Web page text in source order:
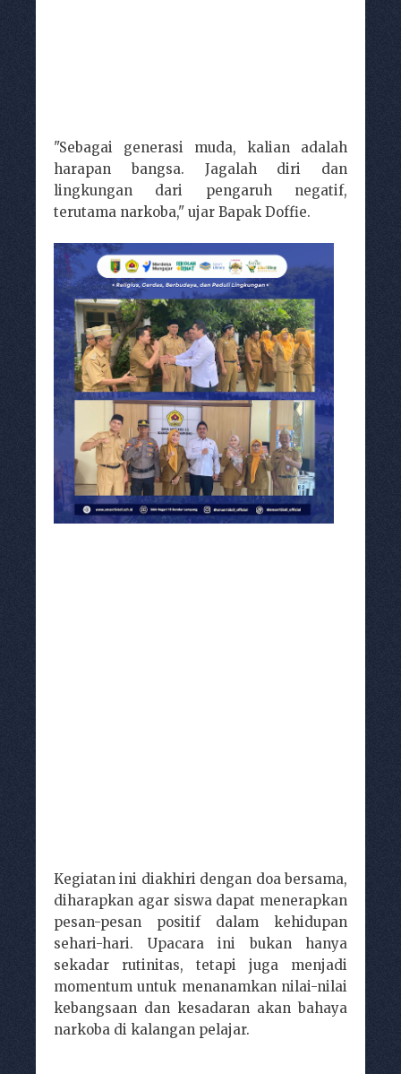
"Sebagai generasi muda, kalian adalah
harapan bangsa. Jagalah diri dan
lingkungan dari pengaruh negatif,
terutama narkoba," ujar Bapak Doffie.
Kegiatan ini diakhiri dengan doa bersama,
diharapkan agar siswa dapat menerapkan
pesan-pesan positif dalam kehidupan
sehari-hari. Upacara ini bukan hanya
sekadar rutinitas, tetapi juga menjadi
momentum untuk menanamkan nilai-nilai
kebangsaan dan kesadaran akan bahaya
narkoba di kalangan pelajar.